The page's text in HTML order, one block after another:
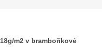
18g/m2 v bramboříkové